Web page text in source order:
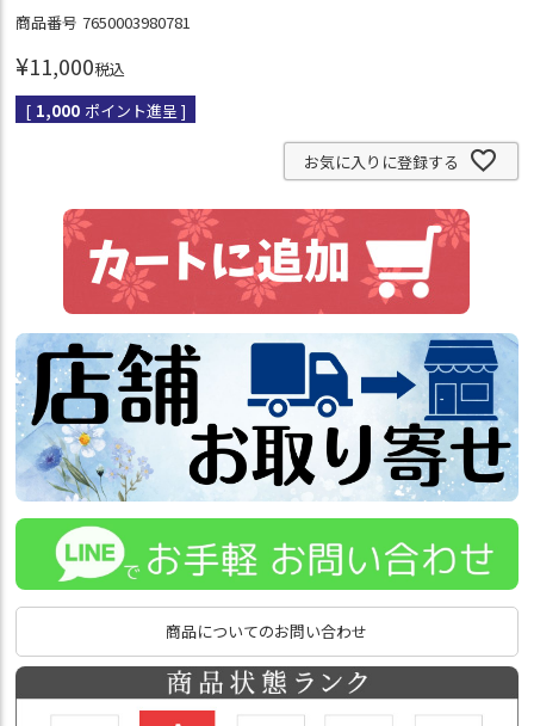
商品番号 7650003980781
¥11,000税込
[ 1,000 ポイント進呈 ]
お気に入りに登録する
商品についてのお問い合わせ